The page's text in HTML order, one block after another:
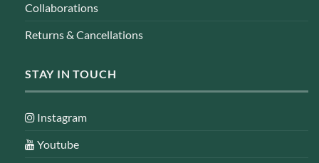
Collaborations
Returns & Cancellations
STAY IN TOUCH
Instagram
Youtube